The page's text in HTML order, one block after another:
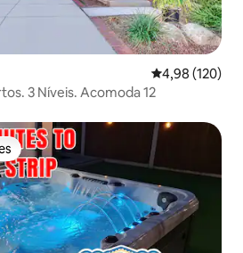
4,98 de uma
4,98 (120)
3 Níveis. Acomoda 12